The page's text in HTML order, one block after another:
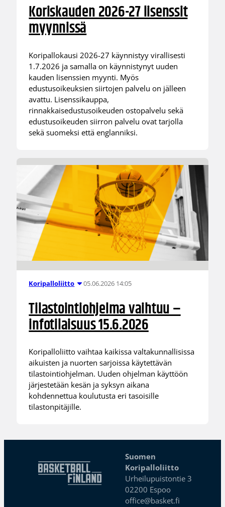
Koriskauden 2026-27 lisenssit
myynnissä
Koripallokausi 2026-27 käynnistyy virallisesti
1.7.2026 ja samalla on käynnistynyt uuden
kauden lisenssien myynti. Myös
edustusoikeuksien siirtojen palvelu on jälleen
avattu. Lisenssikauppa,
rinnakkaisedustusoikeuden ostopalvelu sekä
edustusoikeuden siirron palvelu ovat tarjolla
sekä suomeksi että englanniksi.
Koripalloliitto 05.06.2026 14:05
Tilastointiohjelma vaihtuu –
infotilaisuus 15.6.2026
Koripalloliitto vaihtaa kaikissa valtakunnallisissa
aikuisten ja nuorten sarjoissa käytettävän
tilastointiohjelman. Uuden ohjelman käyttöön
järjestetään kesän ja syksyn aikana
kohdennettua koulutusta eri tasoisille
tilastonpitäjille.
Suomen
Koripalloliitto
Urheilupuistontie 3
02200 Espoo
office@basket.fi